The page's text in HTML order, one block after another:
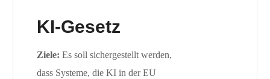
KI-Gesetz
Ziele: Es soll sichergestellt werden,
dass Systeme, die KI in der EU